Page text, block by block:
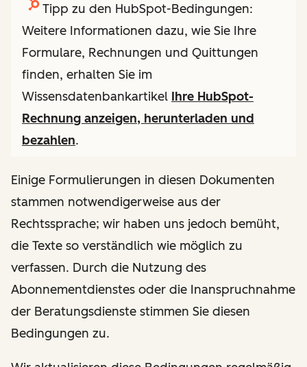
Tipp zu den HubSpot-Bedingungen:
Weitere Informationen dazu, wie Sie Ihre
Formulare, Rechnungen und Quittungen
finden, erhalten Sie im
Wissensdatenbankartikel Ihre HubSpot-
Rechnung anzeigen, herunterladen und
bezahlen.
Einige Formulierungen in diesen Dokumenten
stammen notwendigerweise aus der
Rechtssprache; wir haben uns jedoch bemüht,
die Texte so verständlich wie möglich zu
verfassen. Durch die Nutzung des
Abonnementdienstes oder die Inanspruchnahme
der Beratungsdienste stimmen Sie diesen
Bedingungen zu.